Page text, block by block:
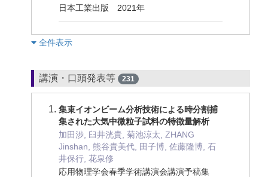
日本工業出版 2021年
︎全件表示
講演・口頭発表等 231
集束イオンビーム分析技術による時分割捕
集された大気中微粒子試料の特徴量解析
加田渉, 臼井洸貴, 菊池涼太, ZHANG
Jinshan, 熊谷貴美代, 田子博, 佐藤隆博, 石
井保行, 花泉修
応用物理学会春季学術講演会講演予稿集